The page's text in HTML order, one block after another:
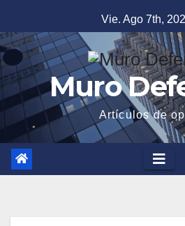
al
contenido
Vie. Ago 7th,
Muro
Artículos de